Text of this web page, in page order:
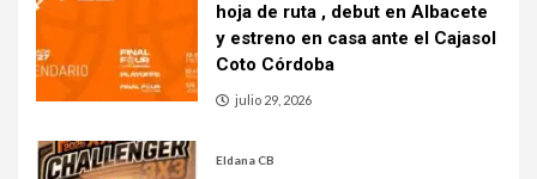
hoja de ruta , debut en Albacete
y estreno en casa ante el Cajasol
Coto Córdoba
julio 29, 2026
Eldana CB